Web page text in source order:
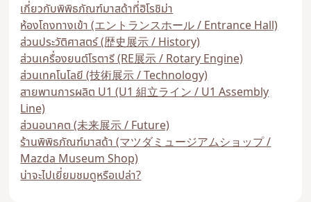
เกี่ยวกับพิพิธภัณฑ์มาสด้าที่ฮิโรชิม่า
ห้องโถงทางเข้า (エントランスホール / Entrance Hall)
ส่วนประวัติศาสตร์ (歴史展示 / History)
ส่วนเครื่องยนต์โรตารี (RE展示 / Rotary Engine)
ส่วนเทคโนโลยี (技術展示 / Technology)
สายพานการผลิต U1 (U1 組立ライン / U1 Assembly
Line)
ส่วนอนาคต (未来展示 / Future)
ร้านพิพิธภัณฑ์มาสด้า (マツダミュージアムショップ /
Mazda Museum Shop)
น่าจะไปเยี่ยมชมดูหรือเปล่า?